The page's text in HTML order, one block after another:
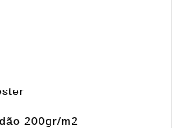
200gr/m2